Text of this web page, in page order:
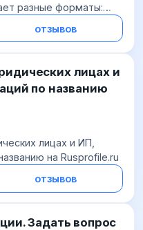
разные форматы:
фотографии. Он
более 98% и
отзывов
лицах и
по названию
лицах и ИП,
на Rusprofile.ru
отзывов
Задать вопрос